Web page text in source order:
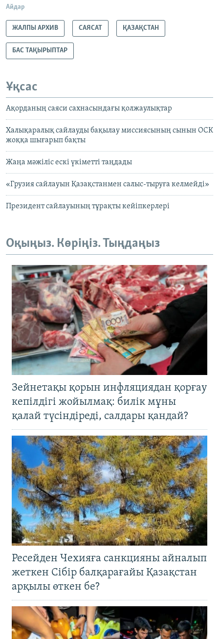
Айдар
ЖАЛПЫ АРХИВ САЯСАТ ҚАЗАҚСТАН
БАС ТАҚЫРЫПТАР
Ұқсас
Ақорданың саяси сахнасындағы қолжаулықтар
Халықаралық сайлауды бақылау миссиясының сынын ОСК
жоққа шығарып бақты
Жаңа мәжіліс ескі үкіметті таңдады
«Грузия сайлауын Қазақстанмен салыс-тыруға келмейді»
Президент сайлауының тұрақты кейіпкерлері
Оқыңыз. Көріңіз. Тыңдаңыз
Зейнетақы қорын инфляциядан қорғау
кепілдігі жойылмақ: билік мұны
қалай түсіндіреді, салдары қандай?
Ресейден Чехияға санкцияны айналып
жеткен Сібір балқарағайы Қазақстан
арқылы өткен бе?